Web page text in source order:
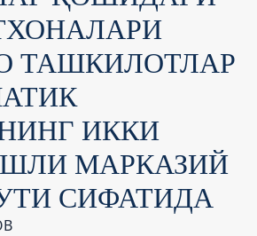
ТАШКИЛОТЛАР
ИККИ
МАРКАЗИЙ
СИФАТИДА